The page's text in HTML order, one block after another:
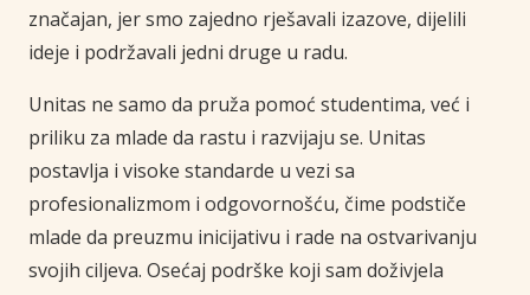
značajan, jer smo zajedno rješavali izazove, dijelili
ideje i podržavali jedni druge u radu.
Unitas ne samo da pruža pomoć studentima, već i
priliku za mlade da rastu i razvijaju se. Unitas
postavlja i visoke standarde u vezi sa
profesionalizmom i odgovornošću, čime podstiče
mlade da preuzmu inicijativu i rade na ostvarivanju
svojih ciljeva. Osećaj podrške koji sam doživjela